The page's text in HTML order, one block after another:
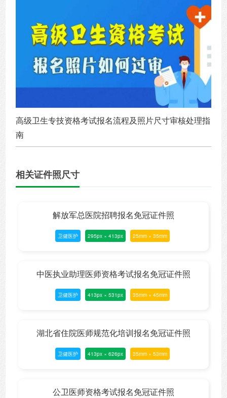
高级卫生专技资格考试报名流程及照片尺寸审核处理指
南
相关证件照尺寸
解放军总医院招聘报名免冠证件照
卫健医护 295px × 413px 25mm × 35mm
中医执业助理医师资格考试报名免冠证件照
卫健医护 413px × 531px 35mm × 45mm
湖北省住院医师规范化培训报名免冠证件照
卫健医护 413px × 626px 35mm × 53mm
公卫医师资格考试报名免冠证件照